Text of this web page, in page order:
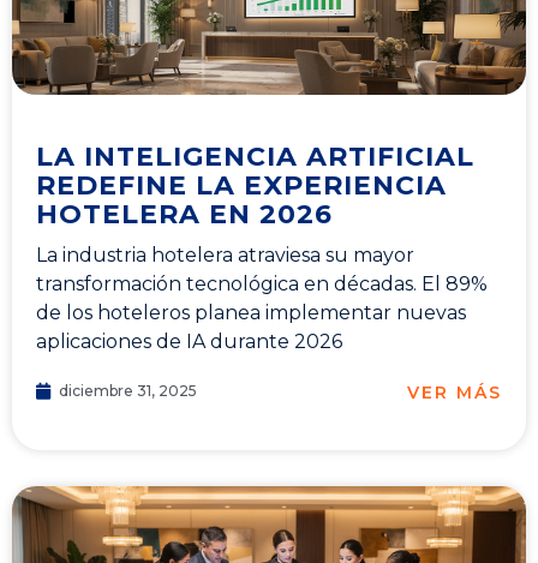
LA INTELIGENCIA ARTIFICIAL
REDEFINE LA EXPERIENCIA
HOTELERA EN 2026
La industria hotelera atraviesa su mayor
transformación tecnológica en décadas. El 89%
de los hoteleros planea implementar nuevas
aplicaciones de IA durante 2026
diciembre 31, 2025 VER MÁS